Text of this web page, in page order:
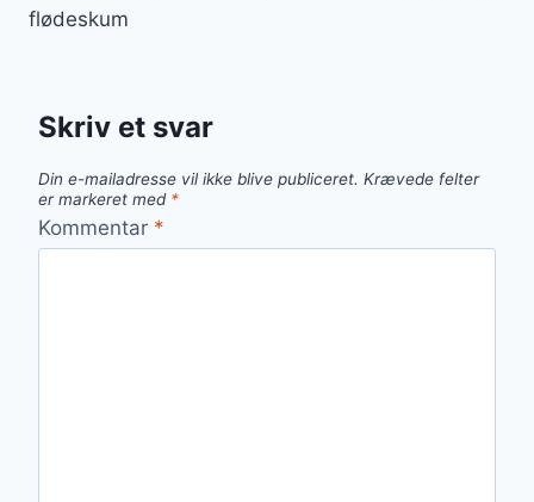
flødeskum
Skriv et svar
Din e-mailadresse vil ikke blive publiceret. Krævede felter
er markeret med *
Kommentar *